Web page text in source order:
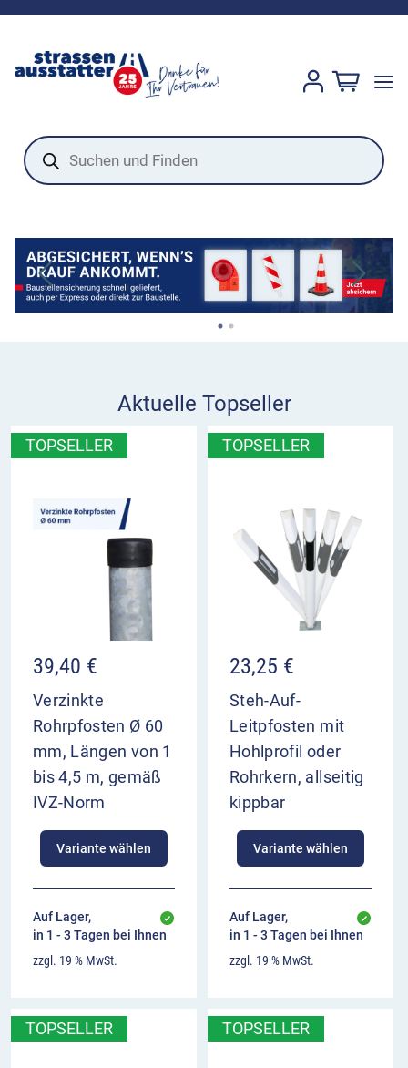
Products
search
Aktuelle Topseller
TOPSELLER
39,40 €
Verzinkte
Rohrpfosten Ø 60
mm, Längen von 1
bis 4,5 m, gemäß
IVZ-Norm
Variante wählen
Auf Lager,
in 1 - 3 Tagen bei Ihnen
zzgl. 19 % MwSt.
TOPSELLER
23,25 €
Steh-Auf-
Leitpfosten mit
Hohlprofil oder
Rohrkern, allseitig
kippbar
Variante wählen
Auf Lager,
in 1 - 3 Tagen bei Ihnen
zzgl. 19 % MwSt.
TOPSELLER TOPSELLER